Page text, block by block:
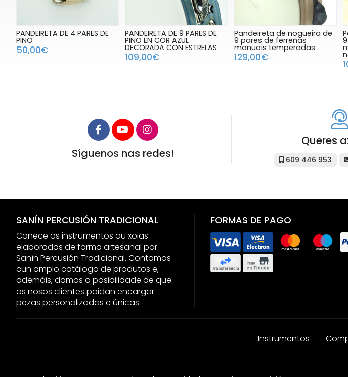
PANDEIRETA DE 4 PARES DE
PINO
50,00€
PANDEIRETA DE 9 PARES DE
PINO EN COR AZUL
DECORADA CON ESTRELAS
109,00€
Pandeireta de nogueira de
9 pares de ferreñas
manuais temperadas
129,00€
Síguenos nas redes!
Queres
609 446 953
SANÍN PERCUSIÓN TRADICIONAL
Coñece os instrumentos ou xoias
elaboradas de forma artesanal por
Sanín Percusión Tradicional. Contamos
cun amplo catálogo de produtos e,
ademáis, damos a posibilidade de que
os nosos clientes poidan encargar
pezas personalizadas e únicas.
FORMAS DE PAGO
Instrumentos